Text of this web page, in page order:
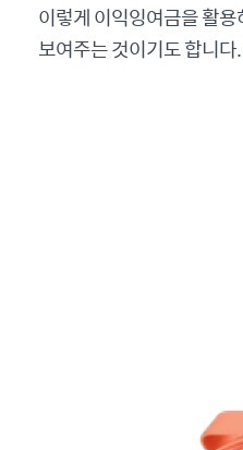
이렇게 이익잉여금을 활
보여주는 것이기도 합니다.